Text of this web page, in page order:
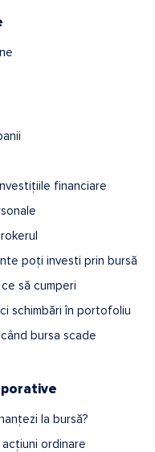
financiare
poți investi prin bursă
să cumperi
schimbări în portofoliu
bursa scade
la bursă?
ordinare